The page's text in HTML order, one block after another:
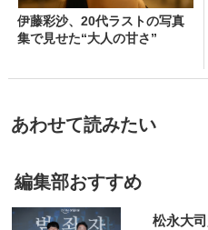
伊藤彩沙、20代ラストの写真
集で見せた“大人の甘さ”
あわせて読みたい
編集部おすすめ
松永大